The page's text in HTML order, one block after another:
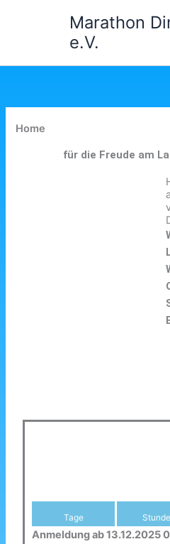
Marathon
e.V.
Home
für die Freude am
Tage
Anmeldung ab 13.12.2025